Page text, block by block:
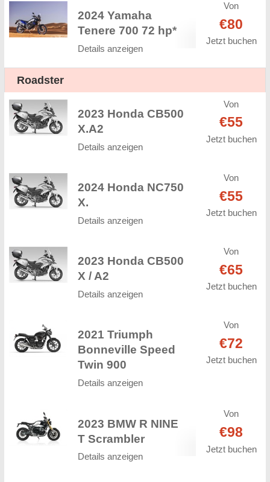
2024 Yamaha
Tenere 700 72 hp*
Details anzeigen
Von
€80
Jetzt buchen
Roadster
2023 Honda CB500
X.A2
Details anzeigen
Von
€55
Jetzt buchen
2024 Honda NC750
X.
Details anzeigen
Von
€55
Jetzt buchen
2023 Honda CB500
X / A2
Details anzeigen
Von
€65
Jetzt buchen
2021 Triumph
Bonneville Speed
Twin 900
Details anzeigen
Von
€72
Jetzt buchen
2023 BMW R NINE
T Scrambler
Details anzeigen
Von
€98
Jetzt buchen